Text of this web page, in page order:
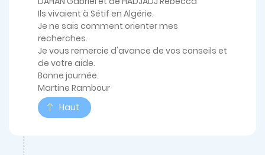
Ils vivaient à Sétif en Algérie.
Je ne sais comment orienter mes
recherches.
Je vous remercie d'avance de vos conseils et
de votre aide.
Bonne journée.
Martine Rambour
Haut